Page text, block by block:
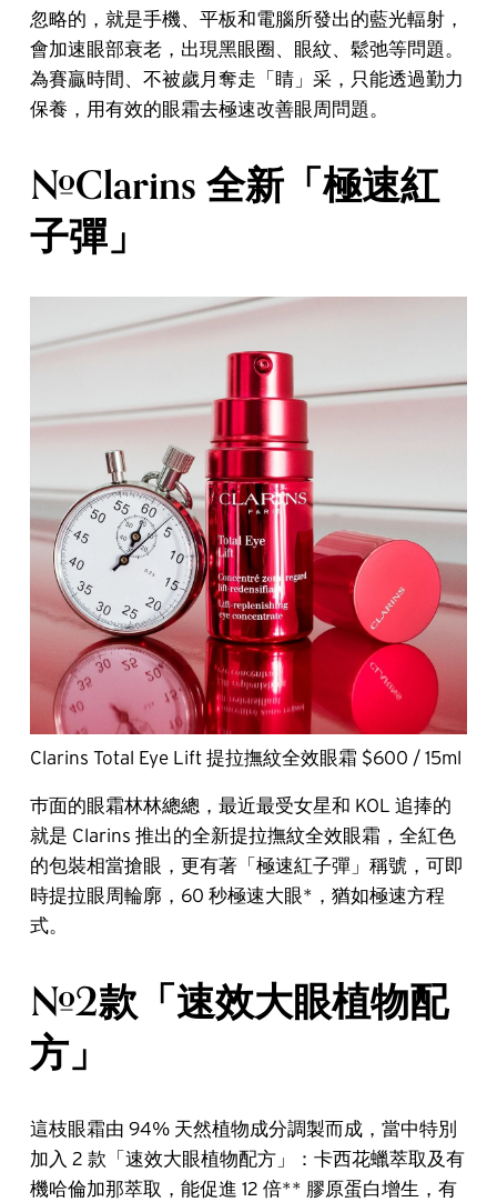
忽略的，就是手機、平板和電腦所發出的藍光輻射，
會加速眼部衰老，出現黑眼圈、眼紋、鬆弛等問題。
為賽贏時間、不被歲月奪走「睛」采，只能透過勤力
保養，用有效的眼霜去極速改善眼周問題。
#Clarins 全新「極速紅
子彈」
Clarins Total Eye Lift 提拉撫紋全效眼霜 $600 / 15ml
巿面的眼霜林林總總，最近最受女星和 KOL 追捧的
就是 Clarins 推出的全新提拉撫紋全效眼霜，全紅色
的包裝相當搶眼，更有著「極速紅子彈」稱號，可即
時提拉眼周輪廓，60 秒極速大眼*，猶如極速方程
式。
#2款「速效大眼植物配
方」
這枝眼霜由 94% 天然植物成分調製而成，當中特別
加入 2 款「速效大眼植物配方」：卡西花蠟萃取及有
機哈倫加那萃取，能促進 12 倍** 膠原蛋白增生，有